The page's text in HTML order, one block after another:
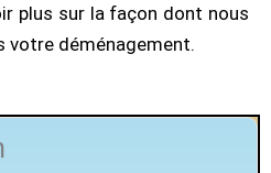
plus sur la façon dont nous
votre déménagement.